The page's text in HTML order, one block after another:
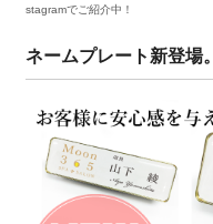
stagramでご紹介中！
ネームプレート新登場。